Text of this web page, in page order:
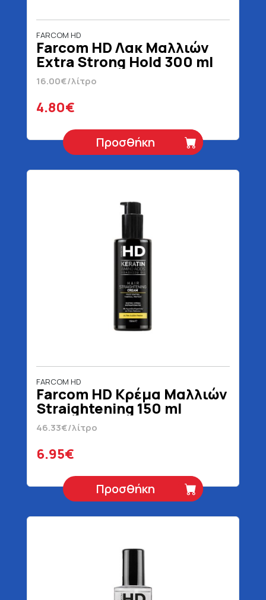
FARCOM HD
Farcom HD Λακ Μαλλιών
Extra Strong Hold 300 ml
16.00€/λίτρο
4.80€
Προσθήκη
FARCOM HD
Farcom HD Κρέμα Μαλλιών
Straightening 150 ml
46.33€/λίτρο
6.95€
Προσθήκη